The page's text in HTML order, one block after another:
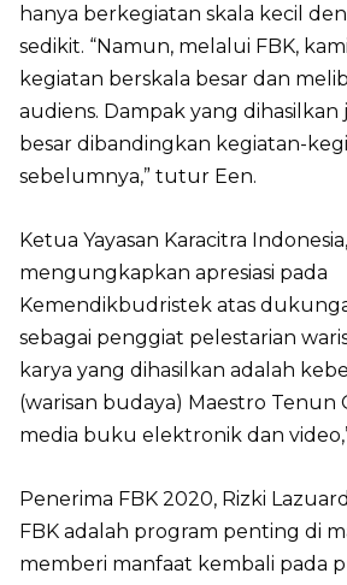
hanya berkegiatan skala kecil
sedikit. “Namun, melalui FBK,
kegiatan berskala besar dan
audiens. Dampak yang
besar dibandingkan kegiatan-
sebelumnya,” tutur Een.
Ketua Yayasan Karacitra
mengungkapkan apresiasi pada
Kemendikbudristek atas
sebagai penggiat pelestarian
karya yang dihasilkan adalah
(warisan budaya) Maestro Tenun
media buku elektronik dan
Penerima FBK 2020, Rizki
FBK adalah program penting di
memberi manfaat kembali pada